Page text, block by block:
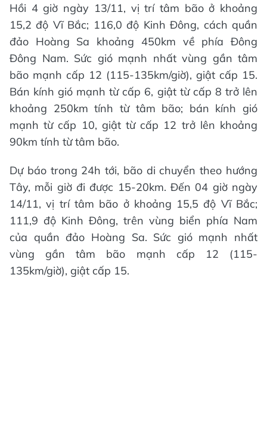
Hồi 4 giờ ngày 13/11, vị trí tâm bão ở khoảng
15,2 độ Vĩ Bắc; 116,0 độ Kinh Đông, cách quần
đảo Hoàng Sa khoảng 450km về phía Đông
Đông Nam. Sức gió mạnh nhất vùng gần tâm
bão mạnh cấp 12 (115-135km/giờ), giật cấp 15.
Bán kính gió mạnh từ cấp 6, giật từ cấp 8 trở lên
khoảng 250km tính từ tâm bão; bán kính gió
mạnh từ cấp 10, giật từ cấp 12 trở lên khoảng
90km tính từ tâm bão.
Dự báo trong 24h tới, bão di chuyển theo hướng
Tây, mỗi giờ đi được 15-20km. Đến 04 giờ ngày
14/11, vị trí tâm bão ở khoảng 15,5 độ Vĩ Bắc;
111,9 độ Kinh Đông, trên vùng biển phía Nam
của quần đảo Hoàng Sa. Sức gió mạnh nhất
vùng gần tâm bão mạnh cấp 12 (115-
135km/giờ), giật cấp 15.